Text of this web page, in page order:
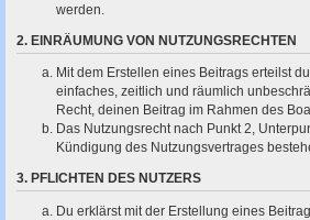
werden.
2. EINRÄUMUNG VON NUTZUNGSRECHTEN
Mit dem Erstellen eines Beitrags erteilst
einfaches, zeitlich und räumlich
Recht, deinen Beitrag im Rahmen des
Das Nutzungsrecht nach Punkt 2,
Kündigung des Nutzungsvertrages
3. PFLICHTEN DES NUTZERS
Du erklärst mit der Erstellung eines